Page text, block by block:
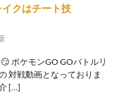
イクはチート技
ポケモンGO GOバトルリ
対戦動画となっておりま
[…]